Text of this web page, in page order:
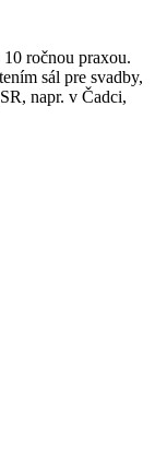
ročnou praxou.
sál pre svadby,
napr. v Čadci,